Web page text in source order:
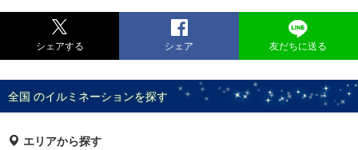
シェアする シェア 友だちに送る
全国 のイルミネーションを探す
エリアから探す